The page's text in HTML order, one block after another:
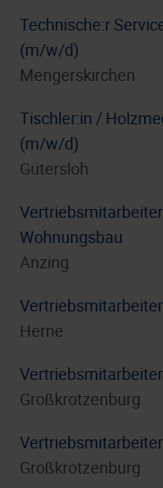
Technische:r
(m/w/d)
Mengerskirchen
Tischler:in /
(m/w/d)
Gütersloh
Wohnungsbau
Anzing
Herne
Großkrotzenburg
Großkrotzenburg